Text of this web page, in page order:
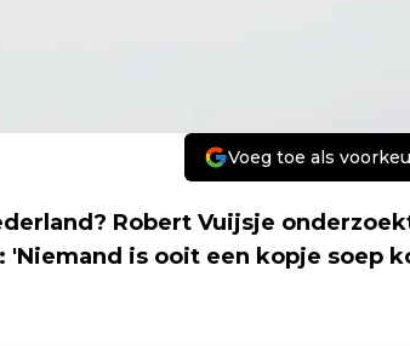
Voeg toe als
Robert Vuijsje
'Niemand is ooit een kopje soep